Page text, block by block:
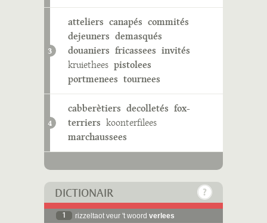
3
atteliers canapés commités
dejeuners demasqués
douaniers fricassees invités
kruiethees pistolees
portmenees tournees
4
cabberètiers decolletés fox-
terriers koonterfilees
marchaussees
DICTIONAIR
1 rizzeltaot veur 't woord verlees